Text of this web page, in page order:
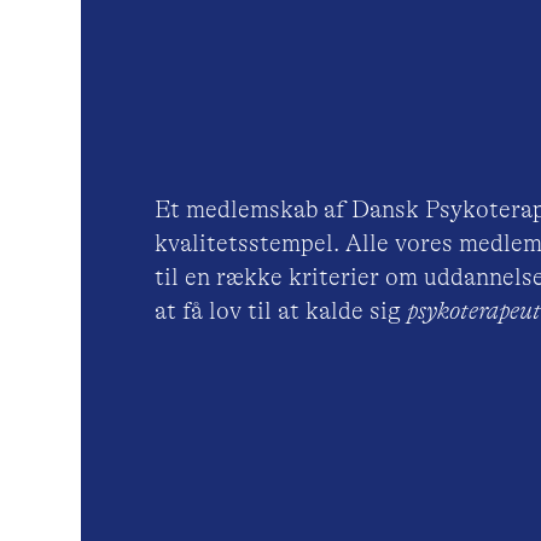
Et medlemskab af Dansk
kvalitetsstempel. Alle vores
til en række kriterier om
at få lov til at kalde sig